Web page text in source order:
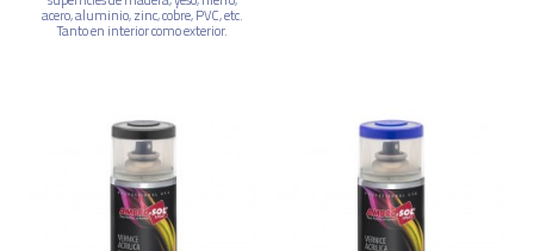
acero, aluminio, zinc, cobre, PVC, etc.
Tanto en interior como exterior.